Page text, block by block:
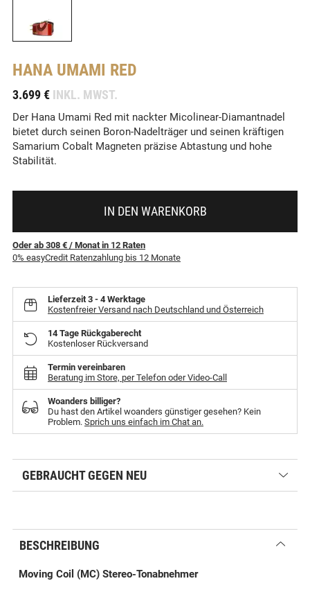
HANA UMAMI RED
3.699 € INKL. MWST.
Der Hana Umami Red mit nackter Micolinear-Diamantnadel
bietet durch seinen Boron-Nadelträger und seinen kräftigen
Samarium Cobalt Magneten präzise Abtastung und hohe
Stabilität.
IN DEN WARENKORB
Oder ab 308 € / Monatin 12 Raten
0% easyCredit Ratenzahlung bis 12 Monate
Lieferzeit3 - 4 Werktage
Kostenfreier Versand nach Deutschland und Österreich
14 Tage Rückgaberecht
Kostenloser Rückversand
Termin vereinbaren
Beratung im Store, per Telefon oder Video-Call
Woanders billiger?
Du hast den Artikel woanders günstiger gesehen? Kein
Problem. Sprich uns einfach im Chat an.
GEBRAUCHT GEGEN NEU
BESCHREIBUNG
Moving Coil (MC) Stereo-Tonabnehmer